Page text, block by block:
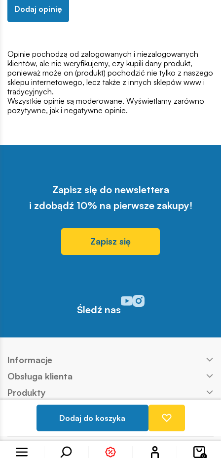
Konto 0
Dodaj do koszyka
Dodaj opinię
Opinie pochodzą od zalogowanych i niezalogowanych
klientów, ale nie weryfikujemy, czy kupili dany produkt,
ponieważ może on (produkt) pochodzić nie tylko z naszego
sklepu internetowego, lecz także z innych sklepów www i
tradycyjnych.
Wszystkie opinie są moderowane. Wyświetlamy zarówno
pozytywne, jak i negatywne opinie.
Zapisz się do newslettera
i zdobądź 10% na pierwsze zakupy!
Zapisz się
Śledź nas
Odwiedź nasz profil w
Odwiedź nasz profil w
Informacje
Obsługa klienta
Produkty
Kontakt
Copyright © COBI SA Realizacja: Ideo